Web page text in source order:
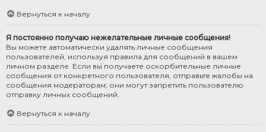
Вернуться к началу
Я постоянно получаю нежелательные личные сообщения!
Вы можете автоматически удалять личные сообщения
пользователей, используя правила для сообщений в вашем
личном разделе. Если вы получаете оскорбительные личные
сообщения от конкретного пользователя, отправьте жалобы на
сообщения модераторам; они могут запретить пользователю
отправку личных сообщений.
Вернуться к началу